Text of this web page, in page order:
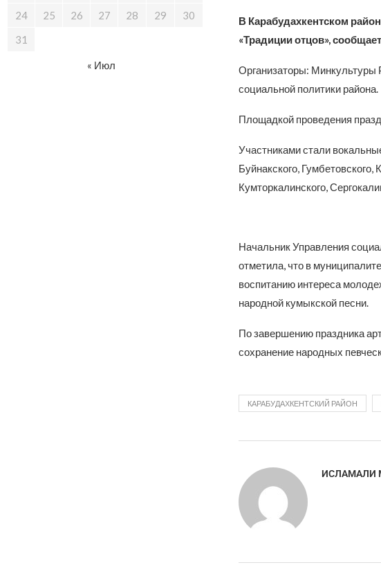
В Карабудахкентском
«Традиции отцов»,
Организаторы: Минкультуры
социальной политики района.
Площадкой проведения
Участниками стали
Буйнакского, Гумбетовского,
Кумторкалинского,
Начальник Управления
отметила, что в
воспитанию интереса
народной кумыкской песни.
По завершению праздника
сохранение народных
КАРАБУДАХКЕНТСКИЙ РАЙОН
ИСЛАМАЛИ
24
25 26 27 28 29
30
31
« Июл